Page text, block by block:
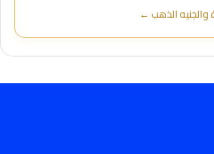
والجنيه الذهب ←